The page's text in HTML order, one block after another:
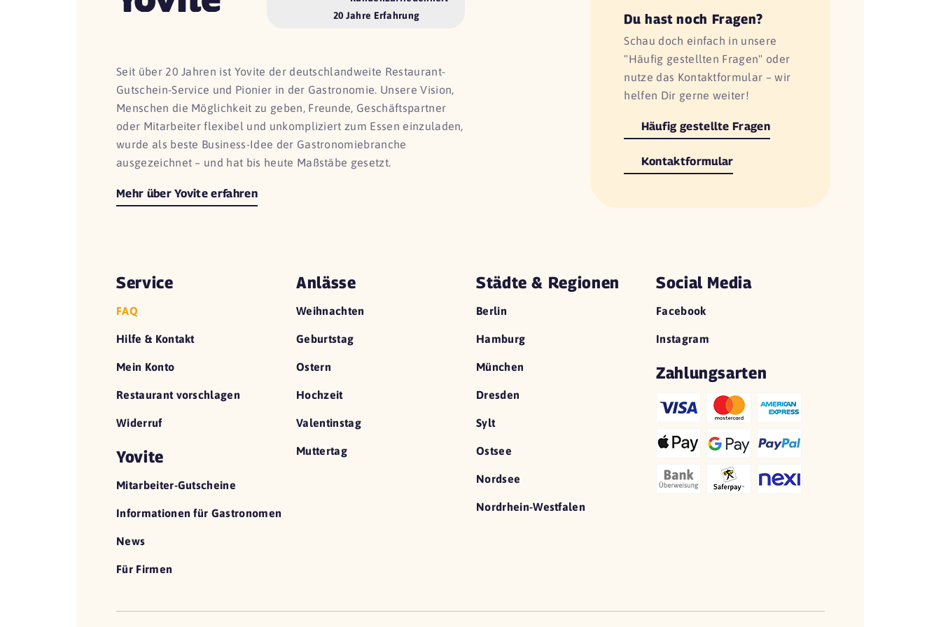
20 Jahre Erfahrung
Seit über 20 Jahren ist Yovite der deutschlandweite Restaurant-
Gutschein-Service und Pionier in der Gastronomie. Unsere Vision,
Menschen die Möglichkeit zu geben, Freunde, Geschäftspartner
oder Mitarbeiter flexibel und unkompliziert zum Essen einzuladen,
wurde als beste Business-Idee der Gastronomiebranche
ausgezeichnet – und hat bis heute Maßstäbe gesetzt.
Mehr über Yovite erfahren
Du hast noch Fragen?
Schau doch einfach in unsere
"Häufig gestellten Fragen" oder
nutze das Kontaktformular – wir
helfen Dir gerne weiter!
Häufig gestellte Fragen
Kontaktformular
Service
FAQ
Hilfe & Kontakt
Mein Konto
Restaurant vorschlagen
Widerruf
Yovite
Mitarbeiter-Gutscheine
Informationen für Gastronomen
News
Für Firmen
Anlässe
Weihnachten
Geburtstag
Ostern
Hochzeit
Valentinstag
Muttertag
Städte & Regionen
Berlin
Hamburg
München
Dresden
Sylt
Ostsee
Nordsee
Nordrhein-Westfalen
Social Media
Facebook
Instagram
Zahlungsarten